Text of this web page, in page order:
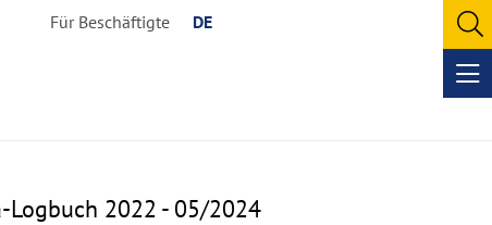
Für Beschäftigte DE
Logbuch 2022 - 05/2024